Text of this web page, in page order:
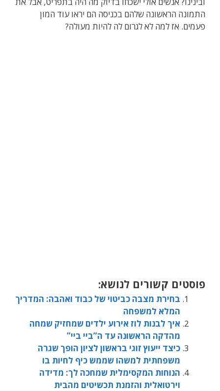
התמונה הראשונה שלהם בכניסה הם יראו עוד המון
פעמים. אז למה לא לגרום לה להיות מעולה?
פוסטים קשורים לנושא:
בחירת מצבה כביטוי של כבוד ואהבה: המדריך
המלא למשפחה
איך לבנות לוז אירוע ילדים שמחזיק שמחה
מהדקה הראשונה עד ה”ביי ביי”
כיצד ייעוץ זוגי בראשון לציון הופך שגרה
משפחתית למשהו שממש כיף לחיות בו
הנוחות המקסימלית שמחכה לך: מדידה
וירטואלית והזמנת תכשיטים מהבית